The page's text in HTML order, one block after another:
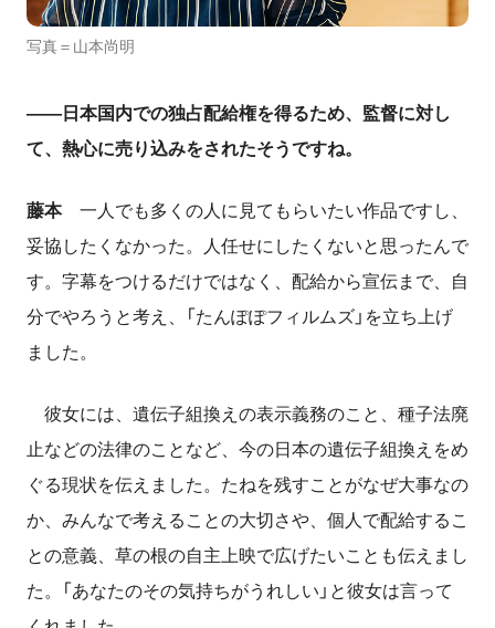
写真＝山本尚明
――日本国内での独占配給権を得るため、監督に対し
て、熱心に売り込みをされたそうですね。
藤本一人でも多くの人に見てもらいたい作品ですし、
妥協したくなかった。人任せにしたくないと思ったんで
す。字幕をつけるだけではなく、配給から宣伝まで、自
分でやろうと考え、「たんぽぽフィルムズ」を立ち上げ
ました。
彼女には、遺伝子組換えの表示義務のこと、種子法廃
止などの法律のことなど、今の日本の遺伝子組換えをめ
ぐる現状を伝えました。たねを残すことがなぜ大事なの
か、みんなで考えることの大切さや、個人で配給するこ
との意義、草の根の自主上映で広げたいことも伝えまし
た。「あなたのその気持ちがうれしい」と彼女は言って